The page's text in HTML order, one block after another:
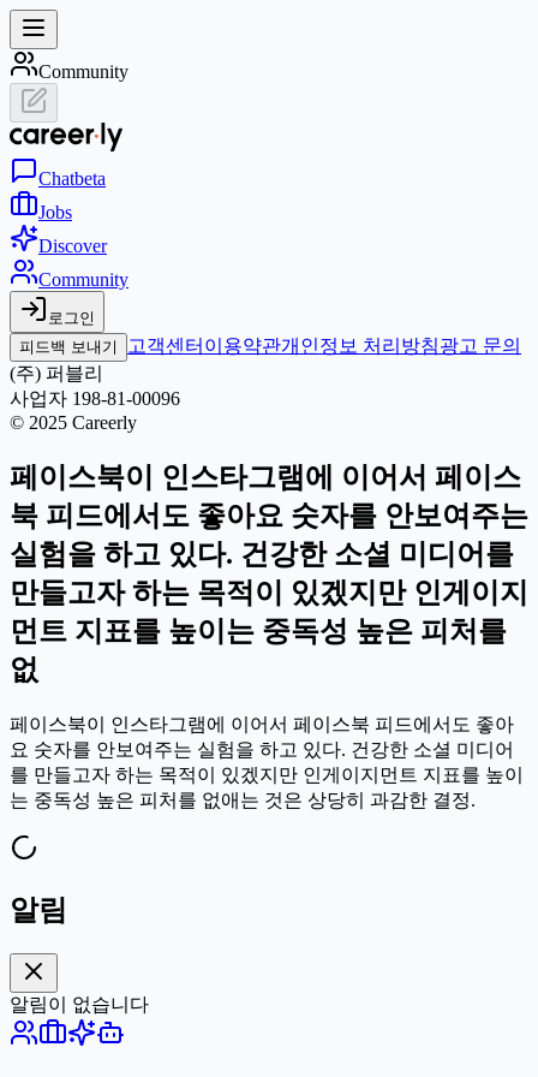
Community
Chatbeta
Jobs
Discover
Community
로그인
피드백 보내기
고객센터 이용약관개인정보 처리방침광고 문의
(주) 퍼블리
사업자 198-81-00096
© 2025 Careerly
페이스북이 인스타그램에 이어서 페이스
북 피드에서도 좋아요 숫자를 안보여주는
실험을 하고 있다. 건강한 소셜 미디어를
만들고자 하는 목적이 있겠지만 인게이지
먼트 지표를 높이는 중독성 높은 피처를
없
페이스북이 인스타그램에 이어서 페이스북 피드에서도 좋아
요 숫자를 안보여주는 실험을 하고 있다. 건강한 소셜 미디어
를 만들고자 하는 목적이 있겠지만 인게이지먼트 지표를 높이
는 중독성 높은 피처를 없애는 것은 상당히 과감한 결정.
알림
알림이 없습니다